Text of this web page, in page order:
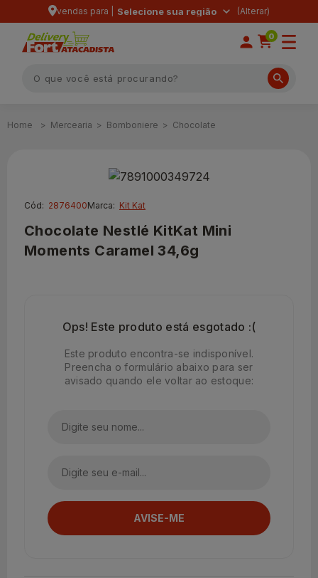
vendas para | Selecione sua região
0
Mercearia Bomboniere Chocolate
Cód: 2876400Marca: Kit Kat
Chocolate Nestlé KitKat Mini
Moments Caramel 34,6g
Ops! Este produto está esgotado :(
Este produto encontra-se indisponível.
Preencha o formulário abaixo para ser
avisado quando ele voltar ao estoque: